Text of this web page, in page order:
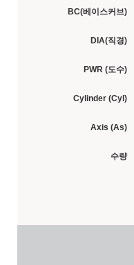
BC(베이스커브)
DIA(직경)
PWR (도수)
Cylinder (Cyl)
Axis (As)
수량